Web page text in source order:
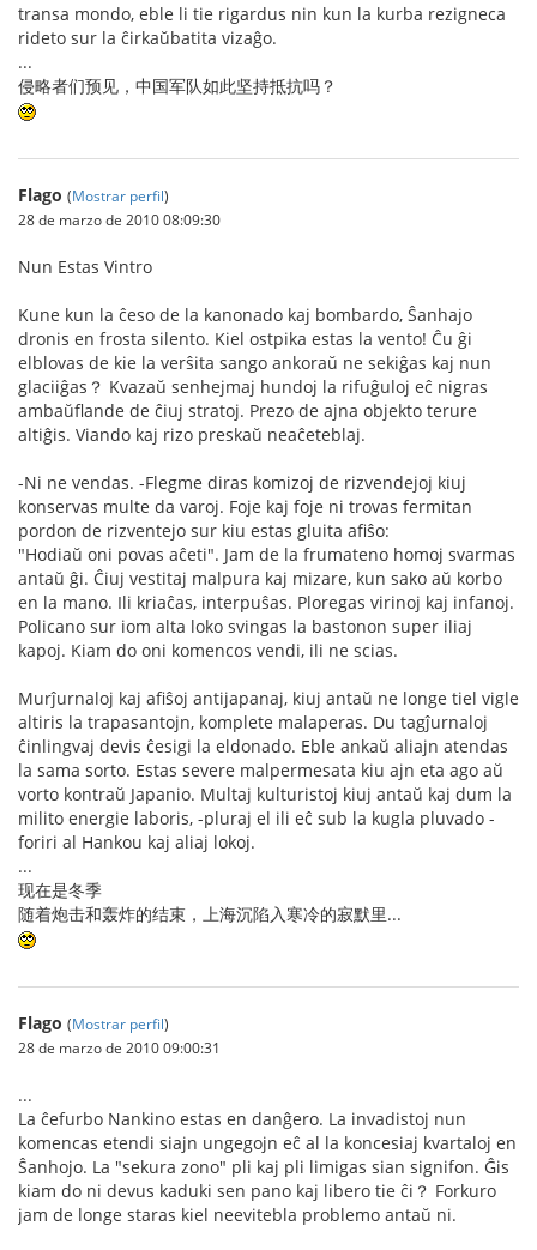
transa mondo, eble li tie rigardus nin kun la kurba rezigneca
rideto sur la ĉirkaŭbatita vizaĝo.
...
侵略者们预见，中国军队如此坚持抵抗吗？
Flago (Mostrar perfil)
28 de marzo de 2010 08:09:30
Nun Estas Vintro
Kune kun la ĉeso de la kanonado kaj bombardo, Ŝanhajo
dronis en frosta silento. Kiel ostpika estas la vento! Ĉu ĝi
elblovas de kie la verŝita sango ankoraŭ ne sekiĝas kaj nun
glaciiĝas？ Kvazaŭ senhejmaj hundoj la rifuĝuloj eĉ nigras
ambaŭflande de ĉiuj stratoj. Prezo de ajna objekto terure
altiĝis. Viando kaj rizo preskaŭ neaĉeteblaj.
-Ni ne vendas. -Flegme diras komizoj de rizvendejoj kiuj
konservas multe da varoj. Foje kaj foje ni trovas fermitan
pordon de rizventejo sur kiu estas gluita afiŝo:
"Hodiaŭ oni povas aĉeti". Jam de la frumateno homoj svarmas
antaŭ ĝi. Ĉiuj vestitaj malpura kaj mizare, kun sako aŭ korbo
en la mano. Ili kriaĉas, interpuŝas. Ploregas virinoj kaj infanoj.
Policano sur iom alta loko svingas la bastonon super iliaj
kapoj. Kiam do oni komencos vendi, ili ne scias.
Murĵurnaloj kaj afiŝoj antijapanaj, kiuj antaŭ ne longe tiel vigle
altiris la trapasantojn, komplete malaperas. Du tagĵurnaloj
ĉinlingvaj devis ĉesigi la eldonado. Eble ankaŭ aliajn atendas
la sama sorto. Estas severe malpermesata kiu ajn eta ago aŭ
vorto kontraŭ Japanio. Multaj kulturistoj kiuj antaŭ kaj dum la
milito energie laboris, -pluraj el ili eĉ sub la kugla pluvado -
foriri al Hankou kaj aliaj lokoj.
...
现在是冬季
随着炮击和轰炸的结束，上海沉陷入寒冷的寂默里...
Flago (Mostrar perfil)
28 de marzo de 2010 09:00:31
...
La ĉefurbo Nankino estas en danĝero. La invadistoj nun
komencas etendi siajn ungegojn eĉ al la koncesiaj kvartaloj en
Ŝanhojo. La "sekura zono" pli kaj pli limigas sian signifon. Ĝis
kiam do ni devus kaduki sen pano kaj libero tie ĉi？ Forkuro
jam de longe staras kiel neevitebla problemo antaŭ ni.